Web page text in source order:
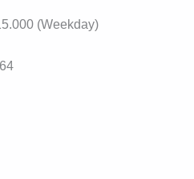
(Weekday)